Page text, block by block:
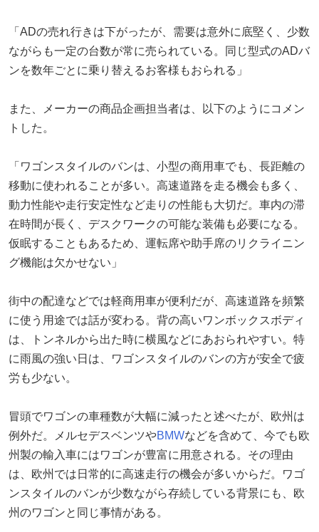
「ADの売れ行きは下がったが、需要は意外に底堅く、少数
ながらも一定の台数が常に売られている。同じ型式のADバ
ンを数年ごとに乗り替えるお客様もおられる」
また、メーカーの商品企画担当者は、以下のようにコメン
トした。
「ワゴンスタイルのバンは、小型の商用車でも、長距離の
移動に使われることが多い。高速道路を走る機会も多く、
動力性能や走行安定性など走りの性能も大切だ。車内の滞
在時間が長く、デスクワークの可能な装備も必要になる。
仮眠することもあるため、運転席や助手席のリクライニン
グ機能は欠かせない」
街中の配達などでは軽商用車が便利だが、高速道路を頻繁
に使う用途では話が変わる。背の高いワンボックスボディ
は、トンネルから出た時に横風などにあおられやすい。特
に雨風の強い日は、ワゴンスタイルのバンの方が安全で疲
労も少ない。
冒頭でワゴンの車種数が大幅に減ったと述べたが、欧州は
例外だ。メルセデスベンツやBMWなどを含めて、今でも欧
州製の輸入車にはワゴンが豊富に用意される。その理由
は、欧州では日常的に高速走行の機会が多いからだ。ワゴ
ンスタイルのバンが少数ながら存続している背景にも、欧
州のワゴンと同じ事情がある。